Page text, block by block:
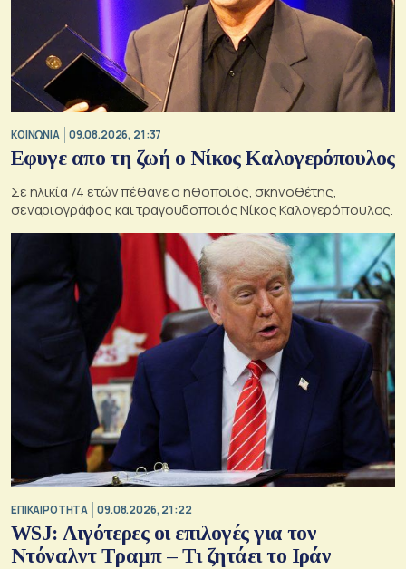
ΚΟΙΝΩΝΙΑ 09.08.2026, 21:37
Εφυγε απο τη ζωή ο Νίκος Καλογερόπουλος
Σε ηλικία 74 ετών πέθανε ο ηθοποιός, σκηνοθέτης,
σεναριογράφος και τραγουδοποιός Νίκος Καλογερόπουλος.
ΕΠΙΚΑΙΡΟΤΗΤΑ 09.08.2026, 21:22
WSJ: Λιγότερες οι επιλογές για τον
Ντόναλντ Τραμπ – Τι ζητάει το Ιράν